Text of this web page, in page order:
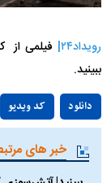
رویداد۲۴|
فیلمی از
ببینید.
کد ویدیو دانلود
خبر های